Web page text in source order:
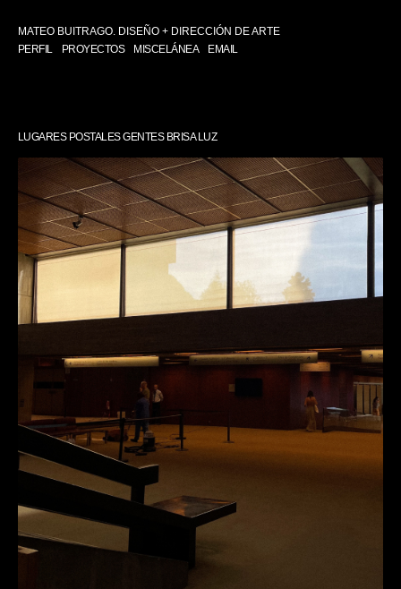
MATEO BUITRAGO. DISEÑO + DIRECCIÓN DE ARTE
PERFIL
PROYECTOS MISCELÁNEA EMAIL
LUGARES POSTALES GENTES BRISA LUZ